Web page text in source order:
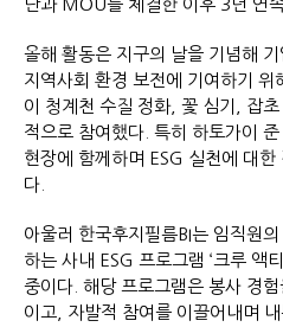
단과 MOU를 체결한 이후 3년 연
올해 활동은 지구의 날을 기념해
지역사회 환경 보전에 기여하기 위
이 청계천 수질 정화, 꽃 심기, 잡
적으로 참여했다. 특히 하토가이
현장에 함께하며 ESG 실천에 대
다.
아울러 한국후지필름BI는 임직원
하는 사내 ESG 프로그램 ‘크루 액
중이다. 해당 프로그램은 봉사 경
이고, 자발적 참여를 이끌어내며